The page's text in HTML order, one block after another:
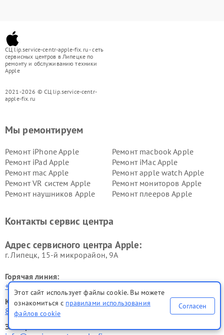
СЦ lip.service-centr-apple-fix.ru - сеть
сервисных центров в Липецке по
ремонту и обслуживанию техники
Apple
2021-2026 © СЦ lip.service-centr-
apple-fix.ru
Мы ремонтируем
Ремонт iPhone Apple
Ремонт macbook Apple
Ремонт iPad Apple
Ремонт iMac Apple
Ремонт mac Apple
Ремонт apple watch Apple
Ремонт VR систем Apple
Ремонт мониторов Apple
Ремонт наушников Apple
Ремонт плееров Apple
Контакты сервис центра
Адрес сервисного центра Apple:
г. Липецк, 15-й микрорайон, 9А
Горячая линия:
+7 (800) 301-55-83
Контактный телефон:
8 (800) 301-55-83
Электронная почта:
Этот сайт использует файлы cookie. Вы можете
ознакомиться с правилами использования
файлов cookie
Согласен